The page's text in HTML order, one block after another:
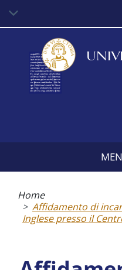
contenuto
pane
Home
Affidamento di
Inglese presso il